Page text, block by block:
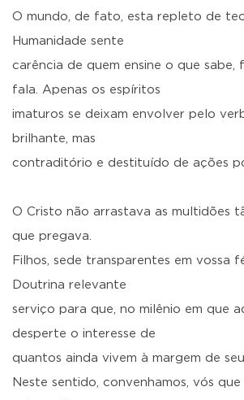
O mundo, de fato, esta repleto de
Humanidade sente
carência de quem ensine o que sabe,
fala. Apenas os espíritos
imaturos se deixam envolver pelo
brilhante, mas
contraditório e destituído de ações
O Cristo não arrastava as multidões
que pregava.
Filhos, sede transparentes em vossa
Doutrina relevante
serviço para que, no milênio em que
desperte o interesse de
quantos ainda vivem à margem de
Neste sentido, convenhamos, vós